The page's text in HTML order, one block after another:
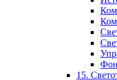
15.